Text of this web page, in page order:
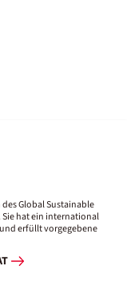
Global Sustainable
hat ein international
erfüllt vorgegebene